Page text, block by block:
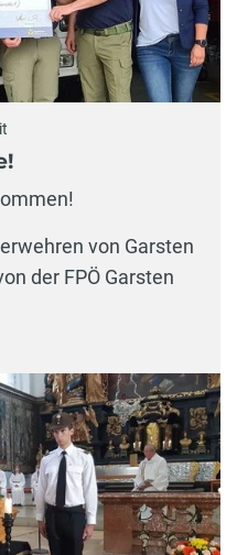
von Garsten
der FPÖ Garsten